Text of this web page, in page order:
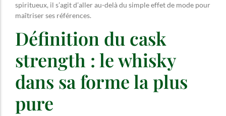
spiritueux, il s’agit d’aller au-delà du simple effet de mode pour
maîtriser ses références.
Définition du cask
strength : le whisky
dans sa forme la plus
pure